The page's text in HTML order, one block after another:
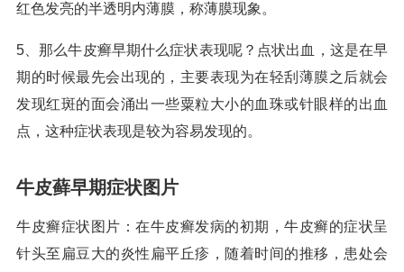
红色发亮的半透明内薄膜，称薄膜现象。
5、那么牛皮癣早期什么症状表现呢？点状出血，这是在早
期的时候最先会出现的，主要表现为在轻刮薄膜之后就会
发现红斑的面会涌出一些粟粒大小的血珠或针眼样的出血
点，这种症状表现是较为容易发现的。
牛皮藓早期症状图片
牛皮癣症状图片：在牛皮癣发病的初期，牛皮癣的症状呈
针头至扁豆大的炎性扁平丘疹，随着时间的推移，患处会